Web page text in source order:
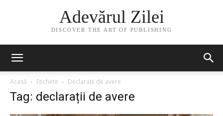
Adevărul Zilei
DISCOVER THE ART OF PUBLISHING
Acasă Etichete Declarații de avere
Tag: declarații de avere